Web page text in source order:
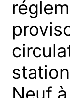
Neuf